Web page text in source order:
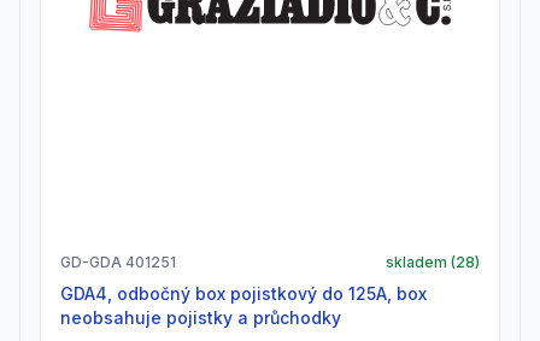
GD-GDA 401251 skladem (28)
GDA4, odbočný box pojistkový do 125A, box
neobsahuje pojistky a průchodky